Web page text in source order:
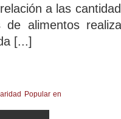
a las
de alimentos
[...]
Popular en